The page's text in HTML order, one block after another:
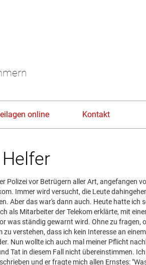
online Kontakt
Polizei vor Betrügern aller Art, angefangen
Immer wird versucht, die Leute
Aber das war's dann auch. Heute hatte ich
als Mitarbeiter der Telekom erklärte, mit
was ständig gewarnt wird. Ohne zu fragen,
verstehen, dass ich kein Interesse an
Nun wollte ich auch mal meiner Pflicht
Tat in diesem Fall nicht übereinstimmen.
und er fragte mich allen Ernstes: